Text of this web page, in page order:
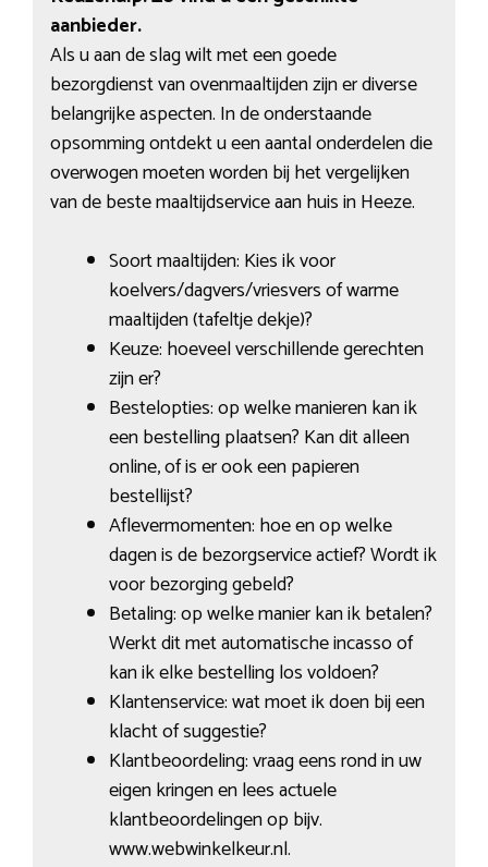
aanbieder.
Als u aan de slag wilt met een goede
bezorgdienst van ovenmaaltijden zijn er diverse
belangrijke aspecten. In de onderstaande
opsomming ontdekt u een aantal onderdelen die
overwogen moeten worden bij het vergelijken
van de beste maaltijdservice aan huis in Heeze.
Soort maaltijden: Kies ik voor
koelvers/dagvers/vriesvers of warme
maaltijden (tafeltje dekje)?
Keuze: hoeveel verschillende gerechten
zijn er?
Bestelopties: op welke manieren kan ik
een bestelling plaatsen? Kan dit alleen
online, of is er ook een papieren
bestellijst?
Aflevermomenten: hoe en op welke
dagen is de bezorgservice actief? Wordt ik
voor bezorging gebeld?
Betaling: op welke manier kan ik betalen?
Werkt dit met automatische incasso of
kan ik elke bestelling los voldoen?
Klantenservice: wat moet ik doen bij een
klacht of suggestie?
Klantbeoordeling: vraag eens rond in uw
eigen kringen en lees actuele
klantbeoordelingen op bijv.
www.webwinkelkeur.nl.